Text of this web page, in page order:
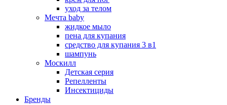
уход за телом
Мечта baby
жидкое мыло
пена для купания
средство для купания 3 в1
шампунь
Москилл
Детская серия
Репелленты
Инсектициды
Бренды